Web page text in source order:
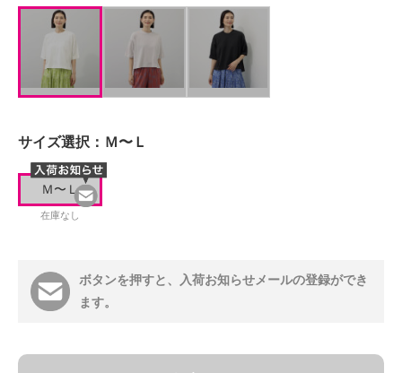
サイズ選択： Ｍ〜Ｌ
Ｍ〜Ｌ
在庫なし
ボタンを押すと、入荷お知らせメールの登録ができ
ます。